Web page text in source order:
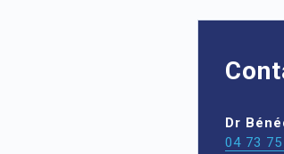
Dr
04 73